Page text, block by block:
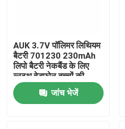
कारखाने का दौरा
गुणवत्ता नियंत्रण
AUK 3.7V पॉलिमर लिथियम
बैटरी 701230 230mAh
लिपो बैटरी नेकबैंड के लिए
ब्लूटूथ हेडफोन बच्चों की
खिलौना कारें और रोबोट
जांच भेजें